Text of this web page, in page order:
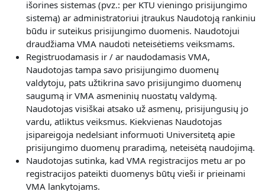
išorines sistemas (pvz.: per KTU vieningo prisijungimo
sistemą) ar administratoriui įtraukus Naudotoją rankiniu
būdu ir suteikus prisijungimo duomenis. Naudotojui
draudžiama VMA naudoti neteisėtiems veiksmams.
Registruodamasis ir / ar naudodamasis VMA,
Naudotojas tampa savo prisijungimo duomenų
valdytoju, pats užtikrina savo prisijungimo duomenų
saugumą ir VMA asmeninių nuostatų valdymą.
Naudotojas visiškai atsako už asmenų, prisijungusių jo
vardu, atliktus veiksmus. Kiekvienas Naudotojas
įsipareigoja nedelsiant informuoti Universitetą apie
prisijungimo duomenų praradimą, neteisėtą naudojimą.
Naudotojas sutinka, kad VMA registracijos metu ar po
registracijos pateikti duomenys būtų vieši ir prieinami
VMA lankytojams.